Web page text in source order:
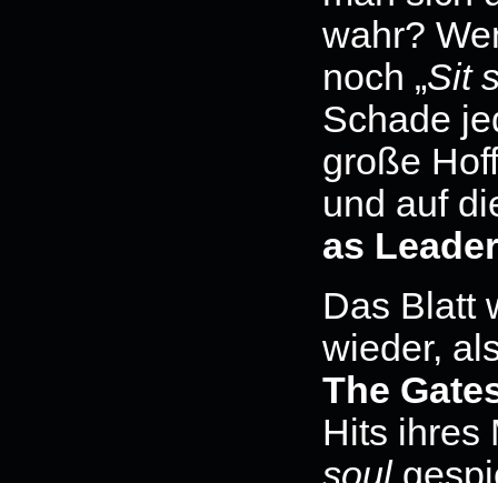
wahr?
noch „Sit
Schade
große
und auf
as
Das Blatt
wieder,
The
Hits ihres
soul